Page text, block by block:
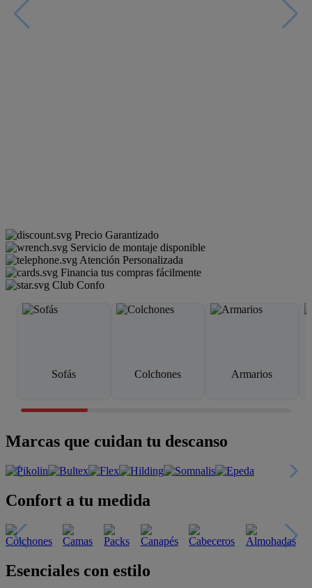
Precio Garantizado
Servicio de montaje disponible
Atención Personalizada
Financia tus compras fácilmente
Club Confo
Sofás Colchones Armarios
Marcas que cuidan tu descanso
Confort a tu medida
Esenciales con estilo